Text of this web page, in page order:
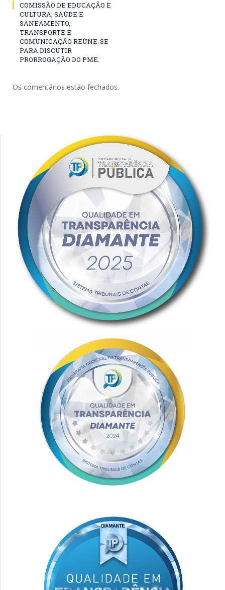
COMISSÃO DE EDUCAÇÃO E
CULTURA, SAÚDE E
SANEAMENTO,
TRANSPORTE E
COMUNICAÇÃO REÚNE-SE
PARA DISCUTIR
PRORROGAÇÃO DO PME.
Os comentários estão fechados.